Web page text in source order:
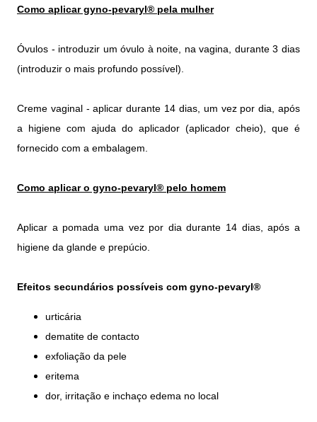
Como aplicar gyno-pevaryl® pela mulher
Óvulos - introduzir um óvulo à noite, na vagina, durante 3 dias
(introduzir o mais profundo possível).
Creme vaginal - aplicar durante 14 dias, um vez por dia, após
a higiene com ajuda do aplicador (aplicador cheio), que é
fornecido com a embalagem.
Como aplicar o gyno-pevaryl® pelo homem
Aplicar a pomada uma vez por dia durante 14 dias, após a
higiene da glande e prepúcio.
Efeitos secundários possíveis com gyno-pevaryl®
urticária
dematite de contacto
exfoliação da pele
eritema
dor, irritação e inchaço edema no local